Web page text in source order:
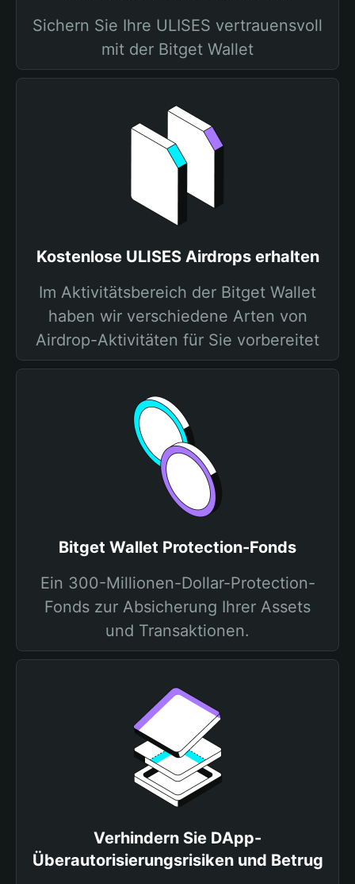
Sichern Sie Ihre ULISES vertrauensvoll
mit der Bitget Wallet
Kostenlose ULISES Airdrops erhalten
Im Aktivitätsbereich der Bitget Wallet
haben wir verschiedene Arten von
Airdrop-Aktivitäten für Sie vorbereitet
Bitget Wallet Protection-Fonds
Ein 300-Millionen-Dollar-Protection-
Fonds zur Absicherung Ihrer Assets
und Transaktionen.
Verhindern Sie DApp-
Überautorisierungsrisiken und Betrug